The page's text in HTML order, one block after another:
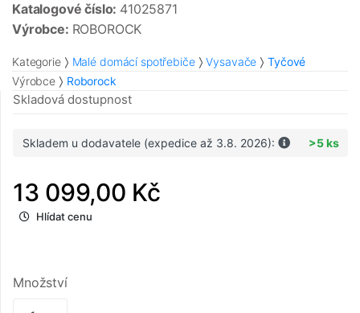
Katalogové číslo: 41025871
Výrobce: ROBOROCK
Kategorie Malé domácí spotřebiče Vysavače
Tyčové
Výrobce
Roborock
Skladová dostupnost
Skladem u dodavatele (expedice až 3.8. 2026): >5 ks
13 099,00 Kč
Hlídat cenu
Množství